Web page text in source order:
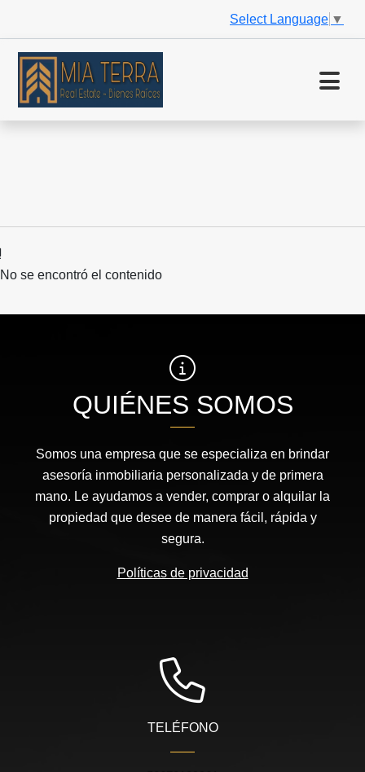
Select Language ▼
No se encontró el contenido
QUIÉNES SOMOS
Somos una empresa que se especializa en brindar
asesoría inmobiliaria personalizada y de primera
mano. Le ayudamos a vender, comprar o alquilar la
propiedad que desee de manera fácil, rápida y
segura.
Políticas de privacidad
TELÉFONO